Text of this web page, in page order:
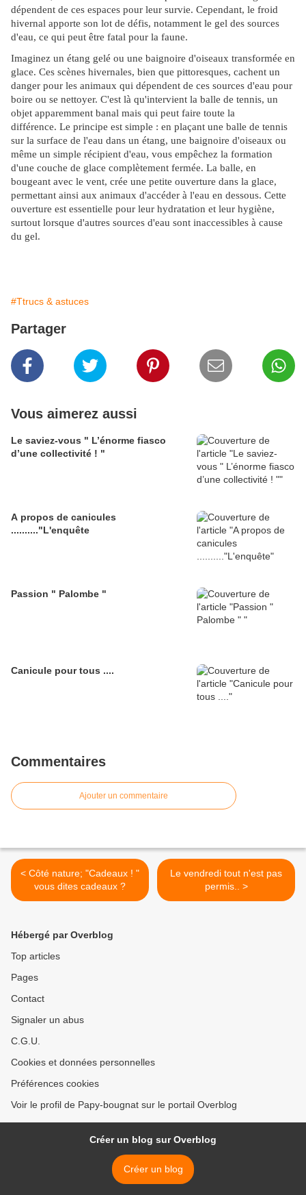
dépendent de ces espaces pour leur survie. Cependant, le froid
hivernal apporte son lot de défis, notamment le gel des sources
d'eau, ce qui peut être fatal pour la faune.
Imaginez un étang gelé ou une baignoire d'oiseaux transformée en
glace. Ces scènes hivernales, bien que pittoresques, cachent un
danger pour les animaux qui dépendent de ces sources d'eau pour
boire ou se nettoyer. C'est là qu'intervient la balle de tennis, un
objet apparemment banal mais qui peut faire toute la
différence. Le principe est simple : en plaçant une balle de tennis
sur la surface de l'eau dans un étang, une baignoire d'oiseaux ou
même un simple récipient d'eau, vous empêchez la formation
d'une couche de glace complètement fermée. La balle, en
bougeant avec le vent, crée une petite ouverture dans la glace,
permettant ainsi aux animaux d'accéder à l'eau en dessous. Cette
ouverture est essentielle pour leur hydratation et leur hygiène,
surtout lorsque d'autres sources d'eau sont inaccessibles à cause
du gel.
#Ttrucs & astuces
Partager
Vous aimerez aussi
Le saviez-vous " L’énorme fiasco
d’une collectivité ! "
A propos de canicules
.........."L'enquête
Passion " Palombe "
Canicule pour tous ....
Commentaires
Ajouter un commentaire
< Côté nature; "Cadeaux ! "
vous dites cadeaux ?
Le vendredi tout n'est pas
permis.. >
Hébergé par Overblog
Top articles
Pages
Contact
Signaler un abus
C.G.U.
Cookies et données personnelles
Préférences cookies
Voir le profil de Papy-bougnat sur le portail Overblog
Créer un blog sur Overblog
Créer un blog